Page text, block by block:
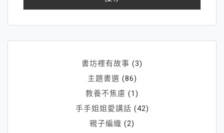
書坊裡有故事 (3)
主題書選 (86)
教養不焦慮 (1)
手手姐姐愛講話 (42)
親子編織 (2)